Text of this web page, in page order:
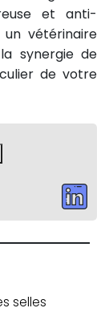
et anti-
vétérinaire
synergie de
de votre
selles